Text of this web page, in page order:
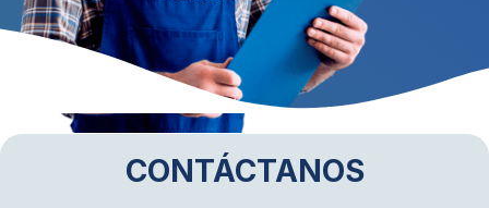
CONTÁCTANOS